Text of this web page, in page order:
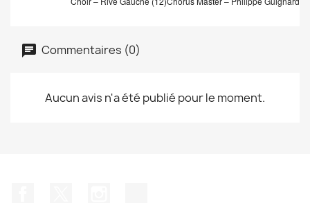
Commentaires (0)
Aucun avis n'a été publié pour le moment.